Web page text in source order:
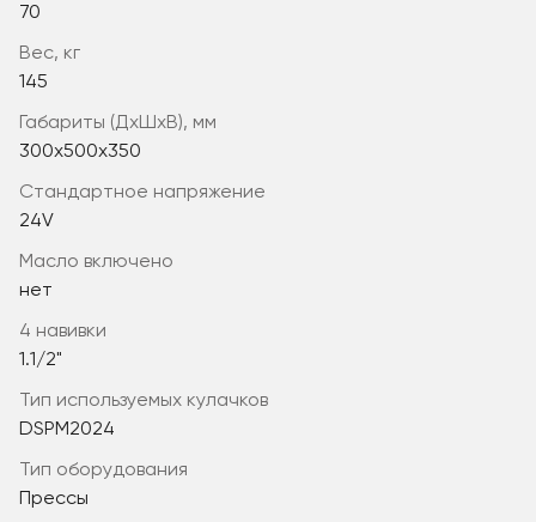
70
вес, кг
145
габариты (ДхШхВ), мм
300x500x350
стандартное напряжение
24V
масло включено
нет
4 навивки
1.1/2"
тип используемых кулачков
DSPM2024
Тип оборудования
Прессы